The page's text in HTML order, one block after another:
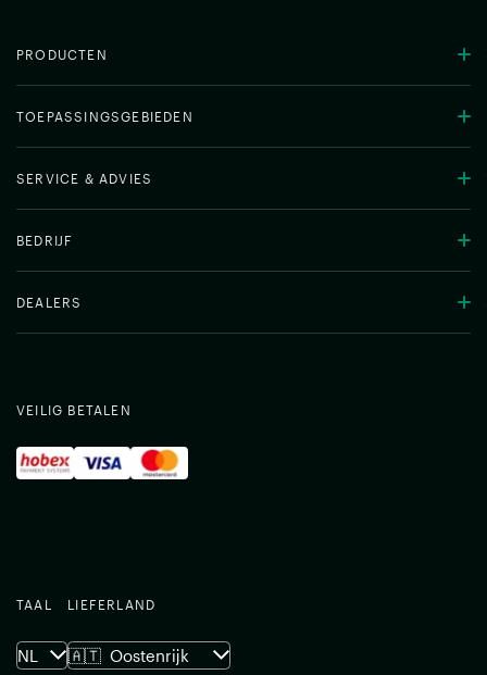
PRODUCTEN
TOEPASSINGSGEBIEDEN
SERVICE & ADVIES
BEDRIJF
DEALERS
VEILIG BETALEN
TAAL
NL
LIEFERLAND
🇦🇹 Oostenrijk